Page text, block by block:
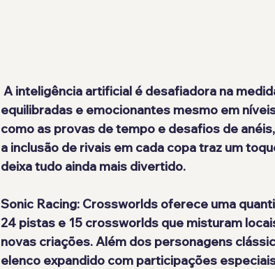
equilibradas e emocionantes mesmo em
como as provas de tempo e desafios de
a inclusão de rivais em cada copa traz um
deixa tudo ainda mais divertido.
Sonic Racing: Crossworlds oferece uma
24 pistas e 15 crossworlds que misturam
novas criações. Além dos personagens
elenco expandido com participações